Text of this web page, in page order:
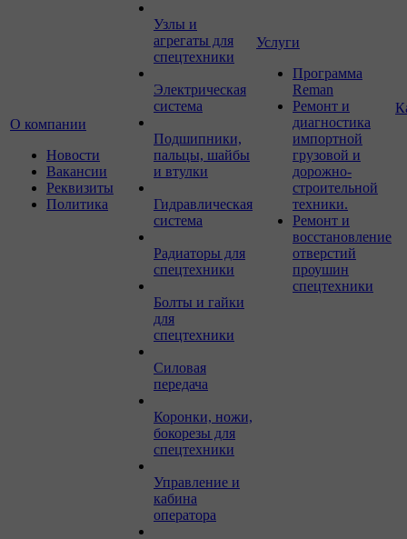
О компании
Новости
Вакансии
Реквизиты
Политика
Узлы и
агрегаты для
спецтехники
Электрическая
система
Подшипники,
пальцы, шайбы
и втулки
Гидравлическая
система
Радиаторы для
спецтехники
Болты и гайки
для
спецтехники
Силовая
передача
Коронки, ножи,
бокорезы для
спецтехники
Управление и
кабина
оператора
Услуги
Программа
Reman
Ремонт и
диагностика
импортной
грузовой и
дорожно-
строительной
техники.
Ремонт и
восстановление
отверстий
проушин
спецтехники